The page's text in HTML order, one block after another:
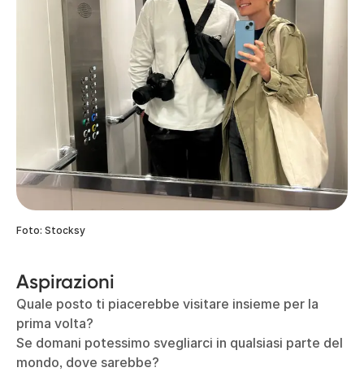
Foto: Stocksy
Aspirazioni
Quale posto ti piacerebbe visitare insieme per la
prima volta?
Se domani potessimo svegliarci in qualsiasi parte del
mondo, dove sarebbe?